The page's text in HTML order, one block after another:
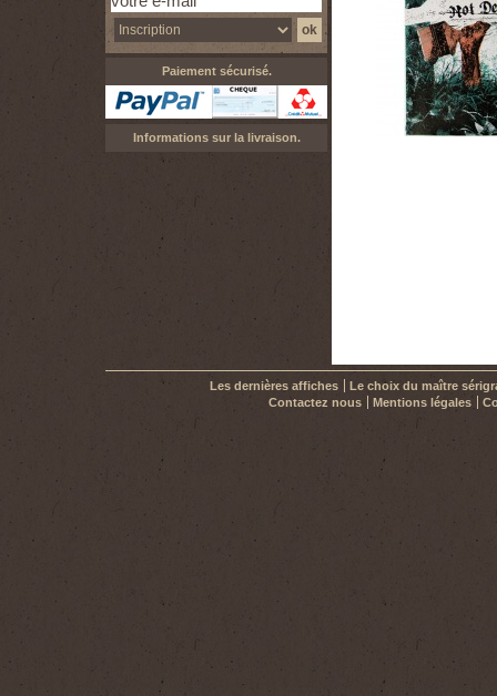
Paiement sécurisé.
Informations sur la livraison.
Les dernières affiches
Le choix du maître
Contactez nous
Mentions légales